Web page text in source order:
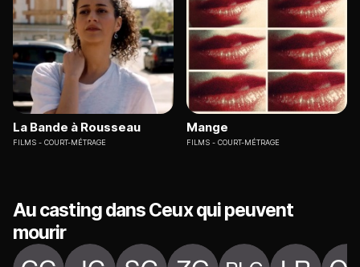
La Bande à Rousseau
FILMS COURT-MÉTRAGE
Mange
FILMS COURT-MÉTRAGE
Au casting dans Ceux qui peuvent
mourir